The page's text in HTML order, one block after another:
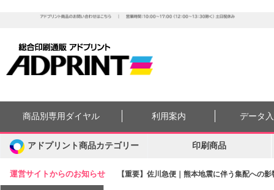
運営サイトからのお知らせ 【重要】佐川急便｜熊本地震に伴う集配への
商品別専用ダイヤル 利用案内 データ
アドプリント商品カテゴリー 印刷商品